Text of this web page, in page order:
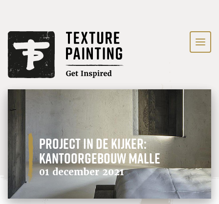
Project in de kijker:
Kantoorgebouw Malle
01 december 2021